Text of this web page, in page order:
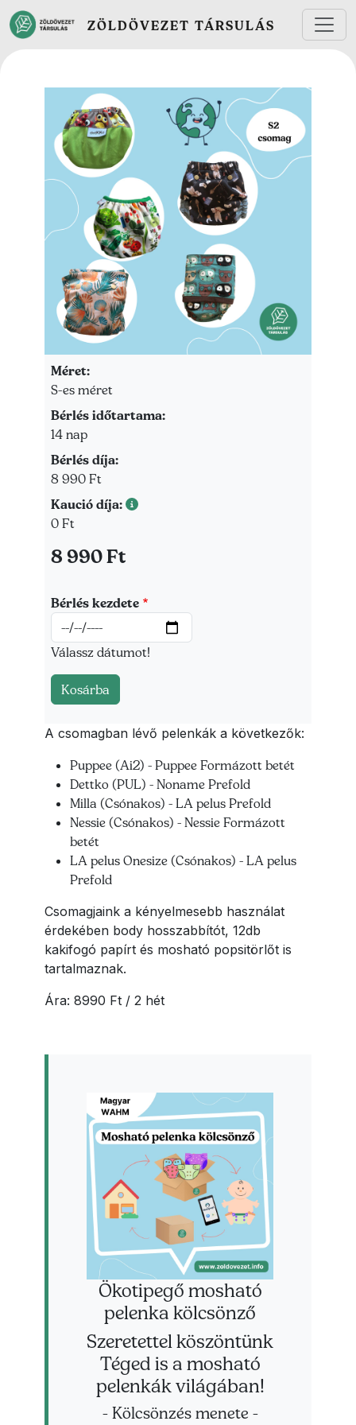
Ugrás a tartalomra
ZÖLDÖVEZET TÁRSULÁS
Méret:
Méret
S-es méret
Bérlés időtartama:
Bérlés időtartama
14 nap
Bérlés díja:
Bérlés díja
8 990 Ft
Kaució díja:
Kaució díja
0 Ft
Ár
8 990 Ft
Bérlés kezdete
Dátum
Válassz dátumot!
A csomagban lévő pelenkák a következők:
Puppee (Ai2) - Puppee Formázott betét
Dettko (PUL) - Noname Prefold
Milla (Csónakos) - LA pelus Prefold
Nessie (Csónakos) - Nessie Formázott
betét
LA pelus Onesize (Csónakos) - LA pelus
Prefold
Csomagjaink a kényelmesebb használat
érdekében body hosszabbítót, 12db
kakifogó papírt és mosható popsitörlőt is
tartalmaznak.
Ára: 8990 Ft / 2 hét
Ökotipegő mosható
pelenka kölcsönző
Szeretettel köszöntünk
Téged is a mosható
pelenkák világában!
- Kölcsönzés menete -